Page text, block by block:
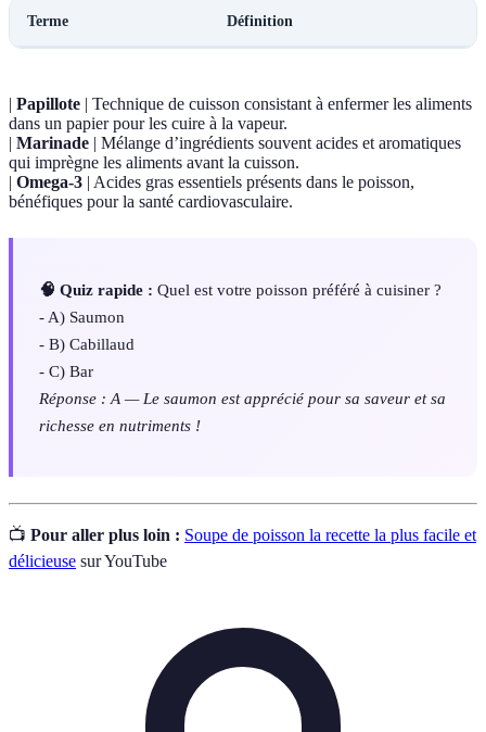
Terme Définition
| Papillote | Technique de cuisson consistant à enfermer les aliments
dans un papier pour les cuire à la vapeur.
| Marinade | Mélange d’ingrédients souvent acides et aromatiques
qui imprègne les aliments avant la cuisson.
| Omega-3 | Acides gras essentiels présents dans le poisson,
bénéfiques pour la santé cardiovasculaire.
🧠 Quiz rapide : Quel est votre poisson préféré à cuisiner ?
- A) Saumon
- B) Cabillaud
- C) Bar
Réponse : A — Le saumon est apprécié pour sa saveur et sa
richesse en nutriments !
📺 Pour aller plus loin : Soupe de poisson la recette la plus facile et
délicieuse sur YouTube